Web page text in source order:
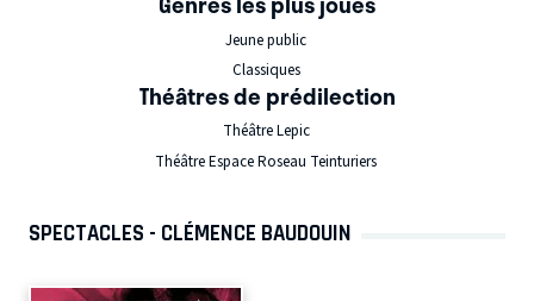
Jeune public
Classiques
Théâtres de prédilection
Théâtre Lepic
Théâtre Espace Roseau Teinturiers
SPECTACLES - CLÉMENCE BAUDOUIN